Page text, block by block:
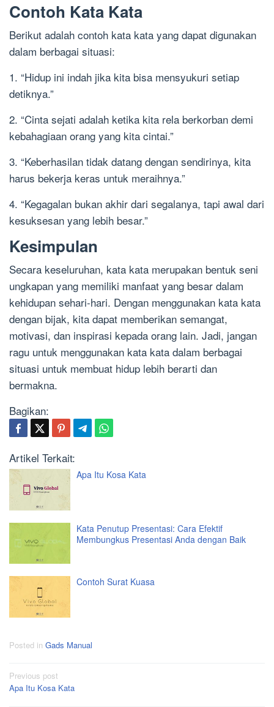
Contoh Kata Kata
Berikut adalah contoh kata kata yang dapat digunakan
dalam berbagai situasi:
1. “Hidup ini indah jika kita bisa mensyukuri setiap
detiknya.”
2. “Cinta sejati adalah ketika kita rela berkorban demi
kebahagiaan orang yang kita cintai.”
3. “Keberhasilan tidak datang dengan sendirinya, kita
harus bekerja keras untuk meraihnya.”
4. “Kegagalan bukan akhir dari segalanya, tapi awal dari
kesuksesan yang lebih besar.”
Kesimpulan
Secara keseluruhan, kata kata merupakan bentuk seni
ungkapan yang memiliki manfaat yang besar dalam
kehidupan sehari-hari. Dengan menggunakan kata kata
dengan bijak, kita dapat memberikan semangat,
motivasi, dan inspirasi kepada orang lain. Jadi, jangan
ragu untuk menggunakan kata kata dalam berbagai
situasi untuk membuat hidup lebih berarti dan
bermakna.
Bagikan:
Artikel Terkait:
Apa Itu Kosa Kata
Kata Penutup Presentasi: Cara Efektif
Membungkus Presentasi Anda dengan Baik
Contoh Surat Kuasa
Posted in Gads Manual
Post
navigation
Previous post
Apa Itu Kosa Kata